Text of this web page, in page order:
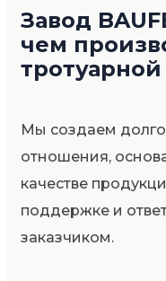
Завод
чем
Мы создаем
отношения,
качестве
поддержке и
заказчиком.